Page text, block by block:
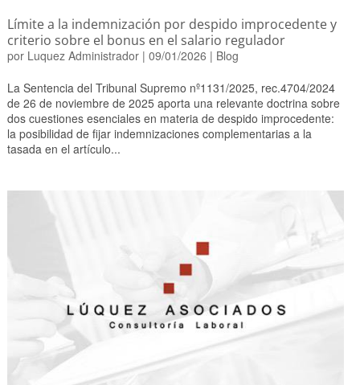
Límite a la indemnización por despido improcedente y
criterio sobre el bonus en el salario regulador
por Luquez Administrador| 09/01/2026 | Blog
La Sentencia del Tribunal Supremo nº1131/2025, rec.4704/2024
de 26 de noviembre de 2025 aporta una relevante doctrina sobre
dos cuestiones esenciales en materia de despido improcedente:
la posibilidad de fijar indemnizaciones complementarias a la
tasada en el artículo...